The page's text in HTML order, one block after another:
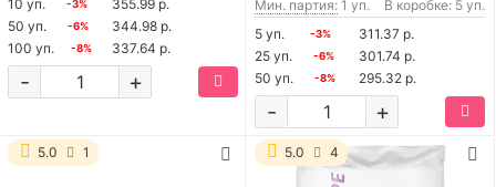
10 уп.
-3%
355.99 р.
50 уп.
-6%
344.98 р.
100 уп.
-8% 337.64 р.
+
-
Мин. партия: 1 уп.
В коробке: 5 уп.
5 уп.
-3%
311.37 р.
25 уп.
-6%
301.74 р.
50 уп.
-8% 295.32 р.
+
-
5.0 1 5.0 4